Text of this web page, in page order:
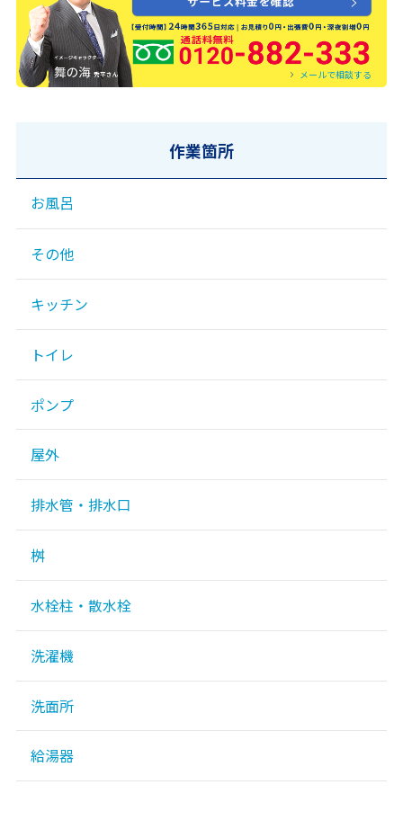
0120-882-333
メールで相談する
作業箇所
お風呂
その他
キッチン
トイレ
ポンプ
屋外
排水管・排水口
桝
水栓柱・散水栓
洗濯機
洗面所
給湯器